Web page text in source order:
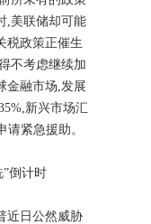
,美联储却可能
政策正催生
不考虑继续加
金融市场,发展
新兴市场汇
紧急援助。
倒计时
近日公然威胁